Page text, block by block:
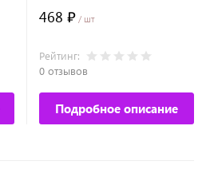
468 ₽ / шт
Рейтинг:
0 отзывов
Подробное описание